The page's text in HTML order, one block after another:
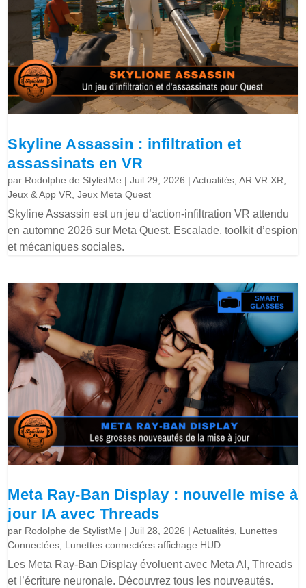
Skyline Assassin : infiltration et
assassinats en VR
par Rodolphe de StylistMe |Juil 29, 2026 |Actualités ,AR VR XR
Jeux & App VR ,Jeux Meta Quest
Skyline Assassin est un jeu d’action-infiltration VR attendu
en automne 2026 sur Meta Quest. Escalade, toolkit d’espion
et mécaniques sociales.
Meta Ray-Ban Display : nouvelle mise à
jour IA avec Threads
par Rodolphe de StylistMe |Juil 28, 2026 |Actualités Lunettes
Connectées Lunettes connectées affichage HUD
Les Meta Ray-Ban Display évoluent avec Meta AI, Threads
et l’écriture neuronale. Découvrez tous les nouveautés.